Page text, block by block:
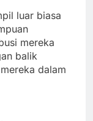
luar biasa
mereka
balik
dalam